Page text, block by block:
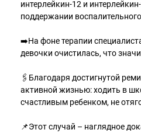
интерлейкин-12 и
поддержании
➡️На фоне терапии
девочки очистилась, что
🖇️Благодаря достигнутой
активной жизнью: ходить в
счастливым ребенком, не
📌Этот случай – наглядное